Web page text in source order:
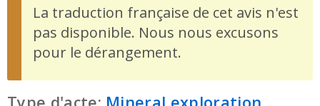
La traduction française de cet avis n'est
pas disponible. Nous nous excusons
pour le dérangement.
Type d'acte: Mineral exploration